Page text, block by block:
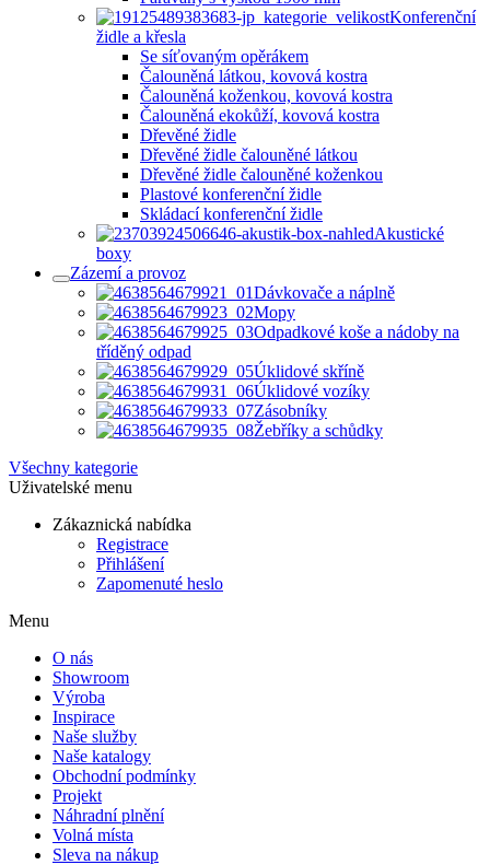
Konferenční
židle a křesla
Se síťovaným opěrákem
Čalouněná látkou, kovová kostra
Čalouněná koženkou, kovová kostra
Čalouněná ekokůží, kovová kostra
Dřevěné židle
Dřevěné židle čalouněné látkou
Dřevěné židle čalouněné koženkou
Plastové konferenční židle
Skládací konferenční židle
Akustické
boxy
Zázemí a provoz
Dávkovače a náplně
Mopy
Odpadkové koše a nádoby na
tříděný odpad
Úklidové skříně
Úklidové vozíky
Zásobníky
Žebříky a schůdky
Všechny kategorie
Uživatelské menu
Zákaznická nabídka
Registrace
Přihlášení
Zapomenuté heslo
Menu
O nás
Showroom
Výroba
Inspirace
Naše služby
Naše katalogy
Obchodní podmínky
Projekt
Náhradní plnění
Volná místa
Sleva na nákup